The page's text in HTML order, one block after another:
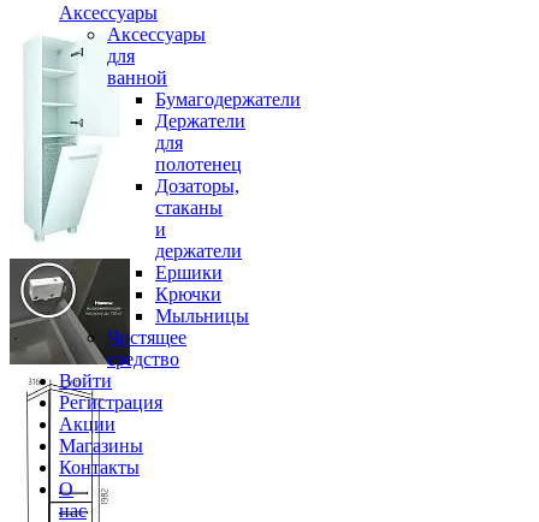
Аксессуары
Аксессуары
для
ванной
Бумагодержатели
Держатели
для
полотенец
Дозаторы,
стаканы
и
держатели
Ершики
Крючки
Мыльницы
Чистящее
средство
Войти
Регистрация
Акции
Магазины
Контакты
О
нас